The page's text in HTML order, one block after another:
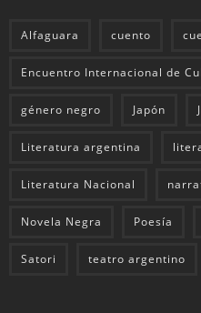
Alfaguara cuento
Encuentro Internacional de
género negro Japón
Literatura argentina
Literatura Nacional
Novela Negra Poesía
Satori teatro argentino